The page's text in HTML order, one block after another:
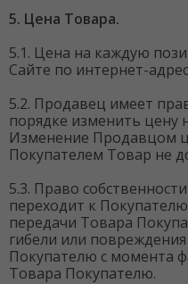
5. Цена Товара.
5.1. Цена на каждую
Сайте по интернет-
5.2. Продавец имеет
порядке изменить
Изменение Продавцом
Покупателем Товар не
5.3. Право
переходит к
передачи Товара
гибели или
Покупателю с момента
Товара Покупателю.